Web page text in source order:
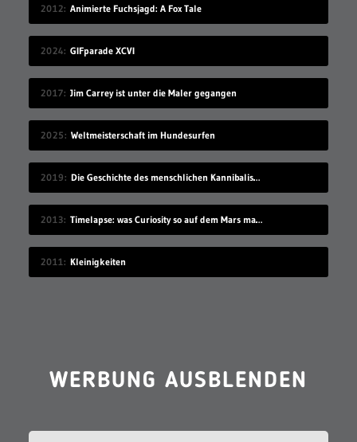
2012 Animierte Fuchsjagd: A Fox Tale
2024 GIFparade XCVI
2017 Jim Carrey ist unter die Maler gegangen
2025 Weltmeisterschaft im Hundesurfen
2019 Die Geschichte des menschlichen Kannibalismus
2013 Timelapse: was Curiosity so auf dem Mars macht
2011 Kleinigkeiten
WERBUNG AUSBLENDEN